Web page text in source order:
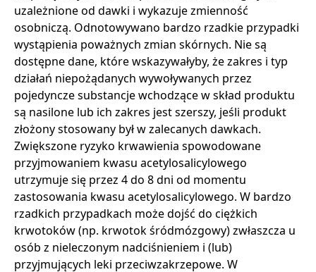
uzależnione od dawki i wykazuje zmienność
osobniczą. Odnotowywano bardzo rzadkie przypadki
wystąpienia poważnych zmian skórnych. Nie są
dostępne dane, które wskazywałyby, że zakres i typ
działań niepożądanych wywoływanych przez
pojedyncze substancje wchodzące w skład produktu
są nasilone lub ich zakres jest szerszy, jeśli produkt
złożony stosowany był w zalecanych dawkach.
Zwiększone ryzyko krwawienia spowodowane
przyjmowaniem kwasu acetylosalicylowego
utrzymuje się przez 4 do 8 dni od momentu
zastosowania kwasu acetylosalicylowego. W bardzo
rzadkich przypadkach może dojść do ciężkich
krwotoków (np. krwotok śródmózgowy) zwłaszcza u
osób z nieleczonym nadciśnieniem i (lub)
przyjmujących leki przeciwzakrzepowe. W